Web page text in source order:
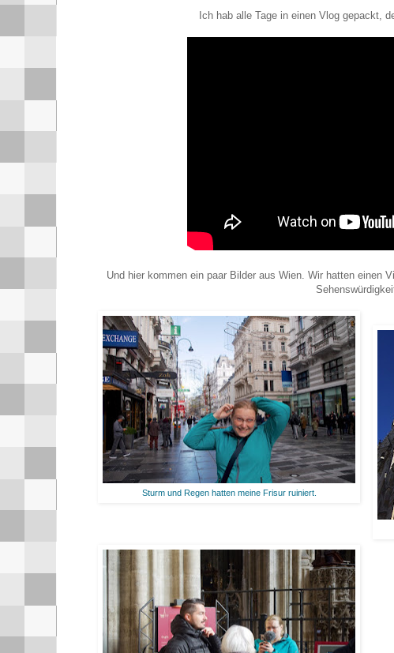
Ich hab alle Tage in einen Vlog gepackt,
Und hier kommen ein paar Bilder aus Wien. Wir hatten einen
Sturm und Regen hatten meine Frisur ruiniert.